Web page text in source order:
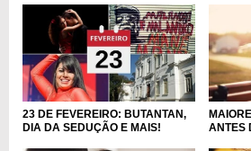
23 DE FEVEREIRO: BUTANTAN,
DIA DA SEDUÇÃO E MAIS!
ANTES